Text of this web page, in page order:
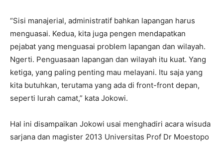
“Sisi manajerial, administratif bahkan lapangan harus
menguasai. Kedua, kita juga pengen mendapatkan
pejabat yang menguasai problem lapangan dan wilayah.
Ngerti. Penguasaan lapangan dan wilayah itu kuat. Yang
ketiga, yang paling penting mau melayani. Itu saja yang
kita butuhkan, terutama yang ada di front-front depan,
seperti lurah camat,” kata Jokowi.
Hal ini disampaikan Jokowi usai menghadiri acara wisuda
sarjana dan magister 2013 Universitas Prof Dr Moestopo